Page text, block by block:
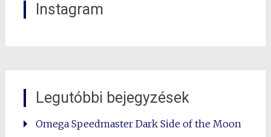
Instagram
Legutóbbi bejegyzések
Omega Speedmaster Dark Side of the Moon